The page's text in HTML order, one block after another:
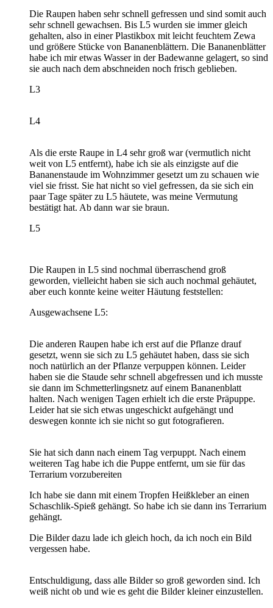
Die Raupen haben sehr schnell gefressen und sind somit auch
sehr schnell gewachsen. Bis L5 wurden sie immer gleich
gehalten, also in einer Plastikbox mit leicht feuchtem Zewa
und größere Stücke von Bananenblättern. Die Bananenblätter
habe ich mir etwas Wasser in der Badewanne gelagert, so sind
sie auch nach dem abschneiden noch frisch geblieben.
L3
L4
Als die erste Raupe in L4 sehr groß war (vermutlich nicht
weit von L5 entfernt), habe ich sie als einzigste auf die
Bananenstaude im Wohnzimmer gesetzt um zu schauen wie
viel sie frisst. Sie hat nicht so viel gefressen, da sie sich ein
paar Tage später zu L5 häutete, was meine Vermutung
bestätigt hat. Ab dann war sie braun.
L5
Die Raupen in L5 sind nochmal überraschend groß
geworden, vielleicht haben sie sich auch nochmal gehäutet,
aber euch konnte keine weiter Häutung feststellen:
Ausgewachsene L5:
Die anderen Raupen habe ich erst auf die Pflanze drauf
gesetzt, wenn sie sich zu L5 gehäutet haben, dass sie sich
noch natürlich an der Pflanze verpuppen können. Leider
haben sie die Staude sehr schnell abgefressen und ich musste
sie dann im Schmetterlingsnetz auf einem Bananenblatt
halten. Nach wenigen Tagen erhielt ich die erste Präpuppe.
Leider hat sie sich etwas ungeschickt aufgehängt und
deswegen konnte ich sie nicht so gut fotografieren.
Sie hat sich dann nach einem Tag verpuppt. Nach einem
weiteren Tag habe ich die Puppe entfernt, um sie für das
Terrarium vorzubereiten
Ich habe sie dann mit einem Tropfen Heißkleber an einen
Schaschlik-Spieß gehängt. So habe ich sie dann ins Terrarium
gehängt.
Die Bilder dazu lade ich gleich hoch, da ich noch ein Bild
vergessen habe.
Entschuldigung, dass alle Bilder so groß geworden sind. Ich
weiß nicht ob und wie es geht die Bilder kleiner einzustellen.